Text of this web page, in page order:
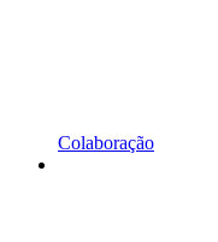
Colaboração